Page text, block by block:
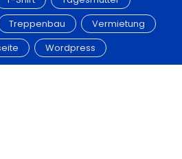
Treppenbau
Vermietung
Wordpress